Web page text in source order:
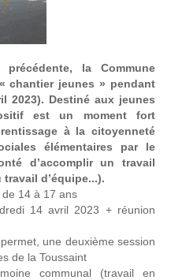
la Commune
chantier jeunes » pendant
2023). Destiné aux jeunes
est un moment fort
à la citoyenneté
élémentaires par le
d’accomplir un travail
d’équipe...).
14 à 17 ans
14 avril 2023 + réunion
une deuxième session
de la Toussaint
communal (travail en